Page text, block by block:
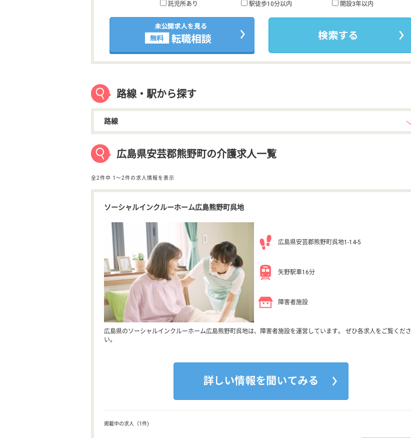
託児所あり
駅徒歩10分以内 開設3年以内
路線・駅から探す
路線
広島県安芸郡熊野町の介護求人一覧
全2件中 1〜2件の求人情報を表示
ソーシャルインクルーホーム広島熊野町呉地
広島県安芸郡熊野町呉地1-14-5
矢野駅車16分
障害者施設
広島県のソーシャルインクルーホーム広島熊野町呉地は、障害者施設を運営しています。 ぜひ各求人をご覧くださ
い。
掲載中の求人（1件)